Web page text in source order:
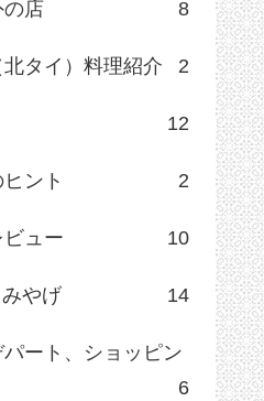
の店 8
タイ）料理紹介 2
12
ント 2
ュー 10
やげ 14
ート、ショッピン
6